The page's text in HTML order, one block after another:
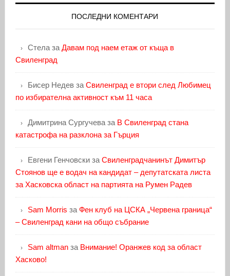
ПОСЛЕДНИ КОМЕНТАРИ
Стелаза Давам под наем етаж от къща в
Свиленград
Бисер Недевза Свиленград е втори след Любимец
по избирателна активност към 11 часа
Димитрина Сургучеваза В Свиленград стана
катастрофа на разклона за Гърция
Евгени Генчовскиза Свиленградчанинът Димитър
Стоянов ще е водач на кандидат – депутатската листа
за Хасковска област на партията на Румен Радев
Sam Morris за Фен клуб на ЦСКА „Червена граница“
– Свиленград кани на общо събрание
Sam altmanза Внимание! Оранжев код за област
Хасково!